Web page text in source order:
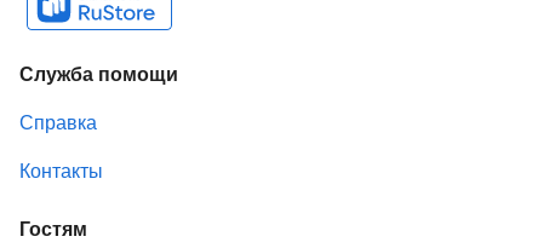
Служба помощи
Справка
Контакты
Гостям